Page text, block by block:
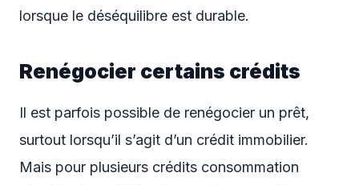
lorsque le déséquilibre est durable.
Renégocier certains crédits
Il est parfois possible de renégocier un prêt,
surtout lorsqu’il s’agit d’un crédit immobilier.
Mais pour plusieurs crédits consommation